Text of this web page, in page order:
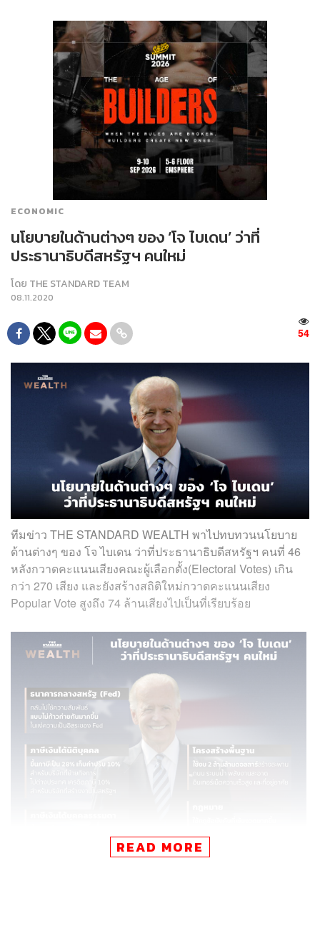
ECONOMIC
นโยบายในด้านต่างๆ ของ ‘โจ ไบเดน’ ว่าที่
ประธานาธิบดีสหรัฐฯ คนใหม่
โดย THE STANDARD TEAM
08.11.2020
54
ทีมข่าว THE STANDARD WEALTH พาไปทบทวนนโยบาย
ด้านต่างๆ ของ โจ ไบเดน ว่าที่ประธานาธิบดีสหรัฐฯ คนที่ 46
หลังกวาดคะแนนเสียงคณะผู้เลือกตั้ง(Electoral Votes) เกิน
กว่า 270 เสียง และยังสร้างสถิติใหม่กวาดคะแนนเสียง
Popular Vote สูงถึง 74 ล้านเสียงไปเป็นที่เรียบร้อย
READ MORE